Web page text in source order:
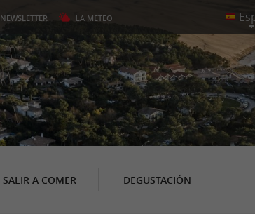
NEWSLETTER LA METEO
SALIR A COMER DEGUSTACIÓN